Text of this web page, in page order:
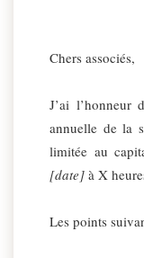
Chers associés,
J’ai l’honneur
annuelle de la
limitée au
[date] à X
Les points